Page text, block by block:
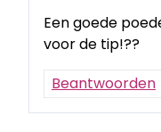
Een goede
voor de tip!??
Beantwoorden